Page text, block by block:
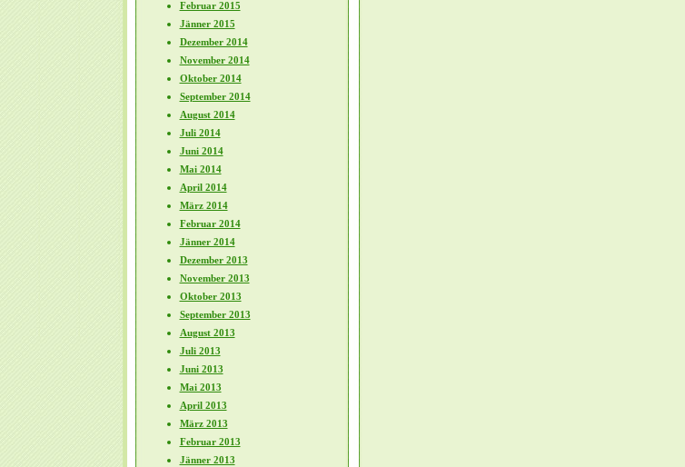
Februar 2015
Jänner 2015
Dezember 2014
November 2014
Oktober 2014
September 2014
August 2014
Juli 2014
Juni 2014
Mai 2014
April 2014
März 2014
Februar 2014
Jänner 2014
Dezember 2013
November 2013
Oktober 2013
September 2013
August 2013
Juli 2013
Juni 2013
Mai 2013
April 2013
März 2013
Februar 2013
Jänner 2013